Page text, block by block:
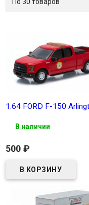
1:64 FORD F-150
В наличии
500 ₽